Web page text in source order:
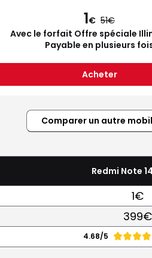
1€ 51
Avec le forfait Offre spéciale
Payable en plusieurs
Acheter
Comparer un autre
Redmi Note
1€
399€
4.68/5